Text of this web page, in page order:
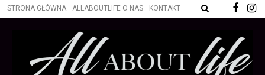
STRONA GŁÓWNA ALLABOUTLIFE O NAS KONTAKT